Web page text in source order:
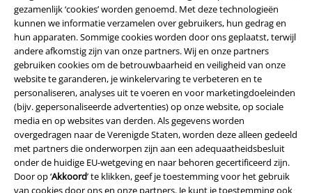
gezamenlijk ‘cookies’ worden genoemd. Met deze technologieën
kunnen we informatie verzamelen over gebruikers, hun gedrag en
hun apparaten. Sommige cookies worden door ons geplaatst, terwijl
andere afkomstig zijn van onze partners. Wij en onze partners
gebruiken cookies om de betrouwbaarheid en veiligheid van onze
website te garanderen, je winkelervaring te verbeteren en te
personaliseren, analyses uit te voeren en voor marketingdoeleinden
(bijv. gepersonaliseerde advertenties) op onze website, op sociale
media en op websites van derden. Als gegevens worden
overgedragen naar de Verenigde Staten, worden deze alleen gedeeld
met partners die onderworpen zijn aan een adequaatheidsbesluit
onder de huidige EU-wetgeving en naar behoren gecertificeerd zijn.
Door op ‘Akkoord’ te klikken, geef je toestemming voor het gebruik
van cookies door ons en onze partners. Je kunt je toestemming ook
Prijsvragen
Large Cadeaubonnen
Large Studentenkorting
EMP Backstage Club
Over Large